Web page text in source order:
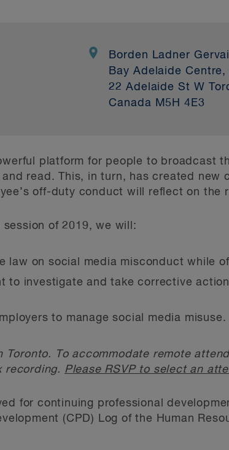
Borden Ladner
Bay Adelaide Centre,
22 Adelaide St W
Canada M5H 4E3
platform for people to broadcast
read. This, in turn, has created new
off-duty conduct will reflect on the
session of 2019, we will:
law on social media misconduct while
to investigate and take corrective
to manage social media misuse.
Toronto. To accommodate remote
recording. Please RSVP to select an
for continuing professional
(CPD) Log of the Human